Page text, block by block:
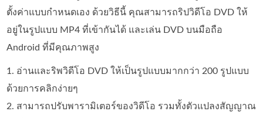
ตั้งค่าแบบกำหนดเอง ด้วยวิธีนี้ คุณสามารถริปวิดีโอ DVD ให้
อยู่ในรูปแบบ MP4 ที่เข้ากันได้ และเล่น DVD บนมือถือ
Android ที่มีคุณภาพสูง
1. อ่านและริพวิดีโอ DVD ให้เป็นรูปแบบมากกว่า 200 รูปแบบ
ด้วยการคลิกง่ายๆ
2. สามารถปรับพารามิเตอร์ของวิดีโอ รวมทั้งตัวแปลงสัญญาณ